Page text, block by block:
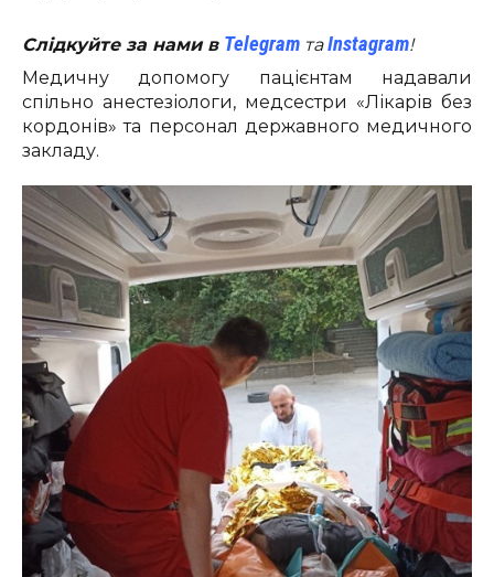
Слідкуйте за нами в Telegram таInstagram!
Медичну допомогу пацієнтам надавали
спільно анестезіологи, медсестри «Лікарів без
кордонів» та персонал державного медичного
закладу.